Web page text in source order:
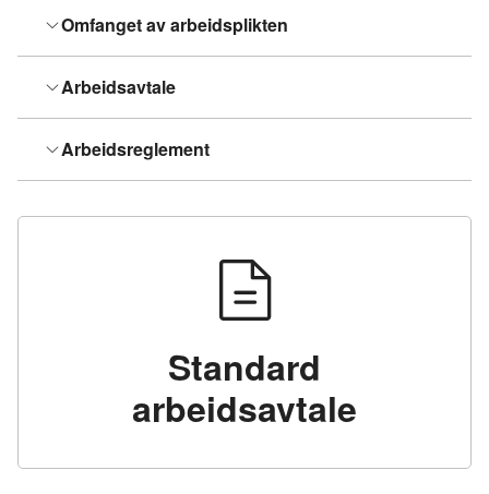
Omfanget av arbeidsplikten
Arbeidsavtale
Arbeidsreglement
Standard
arbeidsavtale